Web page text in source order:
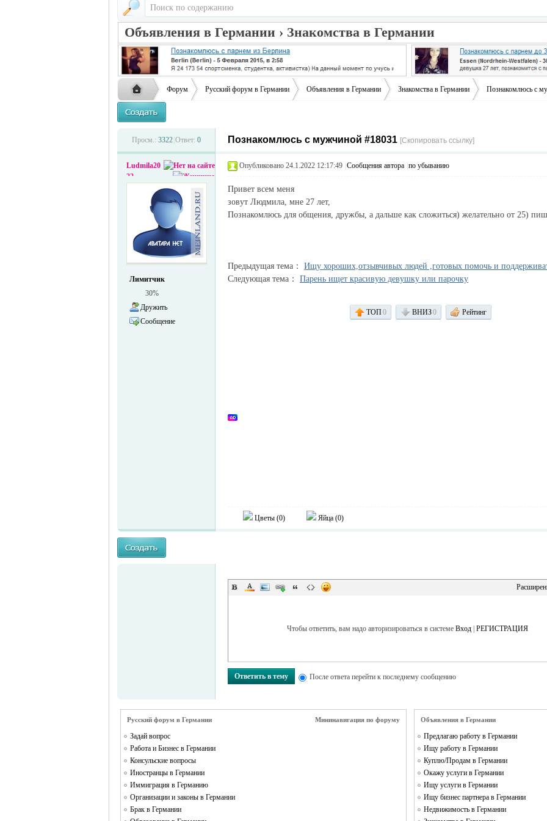
Объявления в Германии › Знакомства в Германии
Русская
жизнь и
RU
›
Форум
›
Русский форум в Германии
›
Объявления в Германии
›
Знакомства в Германии
›
Познакомлюсь с
Просм.: 3322 Ответ: 0 Познакомлюсь с мужчиной #18031 [Скопировать ссылку]
Ludmila20
22
Лимитчик
30%
Дружить
Сообщение
Опубликовано 24.1.2022 12:17:49 Сообщения автора по убыванию
Привет всем меня
зовут Людмила, мне 27 лет,
Познакомлюсь для общения, дружбы, а дальше как сложиться) желательно от 25)
Предыдущая тема： Ищу хороших,отзывчивых людей ,готовых помочь и
Следующая тема： Парень ищет красивую девушку или парочку
ТОП0 ВНИЗ0 Рейтинг
Цветы (0) Яйца (0)
Чтобы ответить, вам надо авторизироваться в системе Вход РЕГИСТРАЦИЯ
Ответить в тему После ответа перейти к последнему сообщению
Русский форум в Германии Мининавигация по форуму
Задай вопрос
Работа и Бизнес в Германии
Консульские вопросы
Иностранцы в Германии
Иммиграция в Германию
Организации и законы в Германии
Брак в Германии
Объявления в Германии
Предлагаю работу в Германии
Ищу работу в Германии
Куплю/Продам в Германии
Окажу услуги в Германии
Ищу услуги в Германии
Ищу бизнес партнера в Германии
Недвижимость в Германии